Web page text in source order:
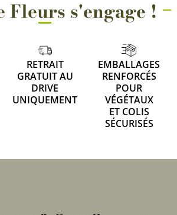
Fleurs s'engage !
RETRAIT
GRATUIT AU
DRIVE
UNIQUEMENT
EMBALLAGES
RENFORCÉS
POUR
VÉGÉTAUX
ET COLIS
SÉCURISÉS